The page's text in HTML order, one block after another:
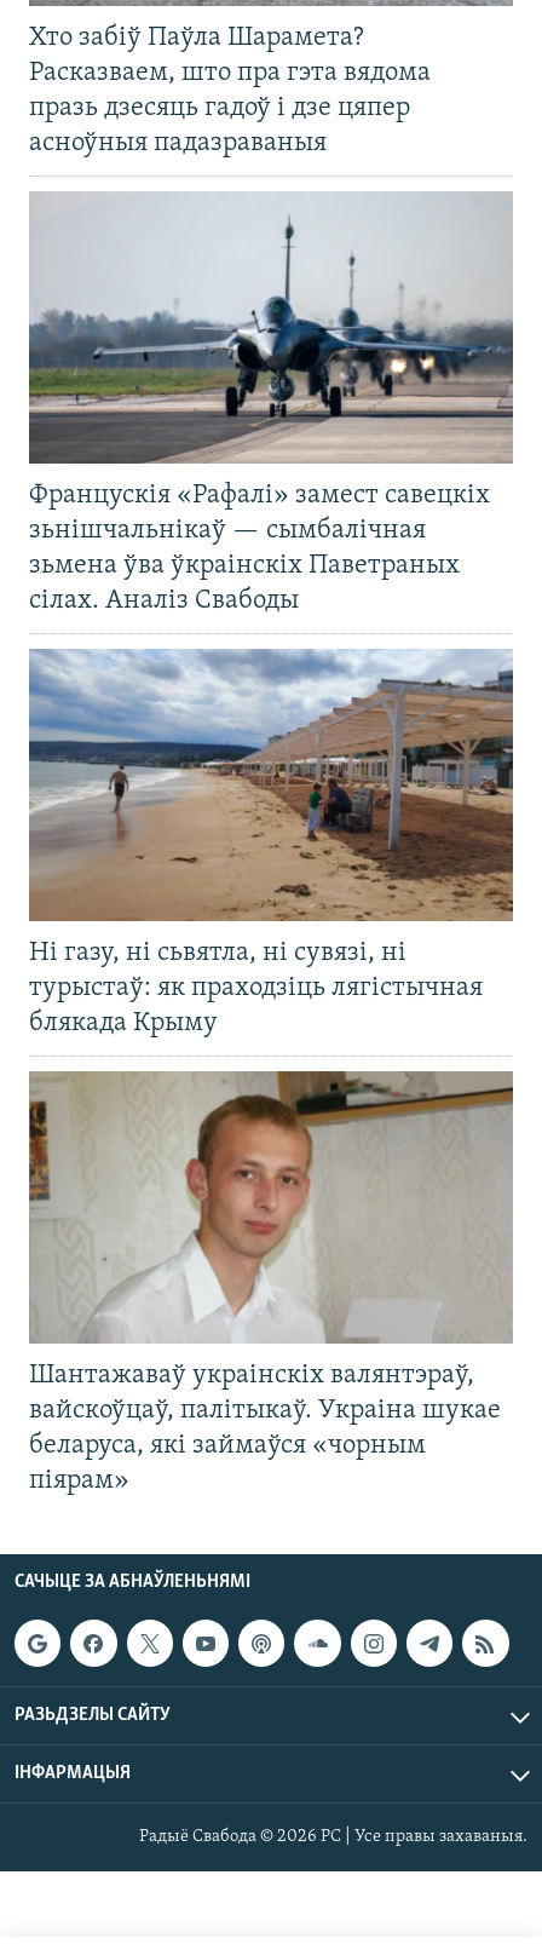
Хто забіў Паўла Шарамета?
Расказваем, што пра гэта вядома
празь дзесяць гадоў і дзе цяпер
асноўныя падазраваныя
Францускія «Рафалі» замест савецкіх
зьнішчальнікаў — сымбалічная
зьмена ўва ўкраінскіх Паветраных
сілах. Аналіз Свабоды
Ні газу, ні сьвятла, ні сувязі, ні
турыстаў: як праходзіць лягістычная
блякада Крыму
Шантажаваў украінскіх валянтэраў,
вайскоўцаў, палітыкаў. Украіна шукае
беларуса, які займаўся «чорным
піярам»
САЧЫЦЕ ЗА АБНАЎЛЕНЬНЯМІ
РАЗЬДЗЕЛЫ САЙТУ
ІНФАРМАЦЫЯ
Радыё Свабода © 2026 РС | Усе правы захаваныя.